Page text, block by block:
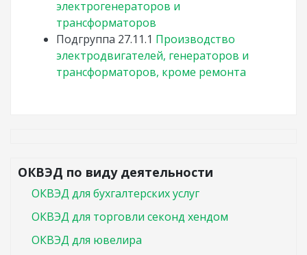
электрогенераторов и
трансформаторов
Подгруппа 27.11.1 Производство
электродвигателей, генераторов и
трансформаторов, кроме ремонта
ОКВЭД по виду деятельности
ОКВЭД для бухгалтерских услуг
ОКВЭД для торговли секонд хендом
ОКВЭД для ювелира